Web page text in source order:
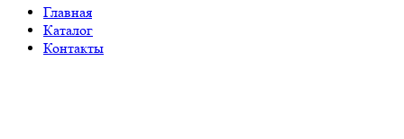
Главная
Каталог
Контакты